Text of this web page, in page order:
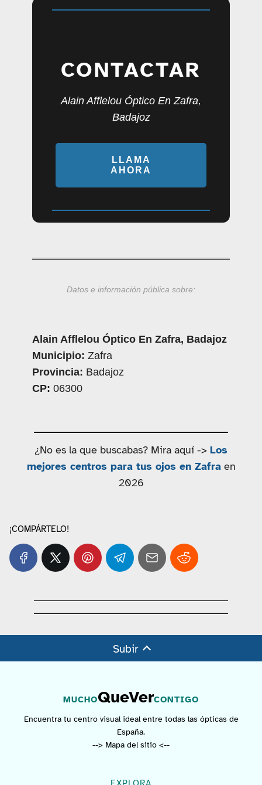
CONTACTAR
Alain Afflelou Óptico En Zafra,
Badajoz
LLAMA
AHORA
Datos e información pública sobre:
Alain Afflelou Óptico En Zafra, Badajoz
Municipio: Zafra
Provincia: Badajoz
CP: 06300
¿No es la que buscabas? Mira aquí -> Los
mejores centros para tus ojos en Zafraen
2026
¡COMPÁRTELO!
Subir
MUCHOQueVerCONTIGO
Encuentra tu centro visual ideal entre todas las ópticas de
España.
--> Mapa del sitio <--